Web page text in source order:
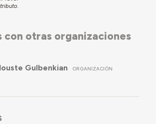
con otras organizaciones
Gulbenkian ORGANIZACIÓN